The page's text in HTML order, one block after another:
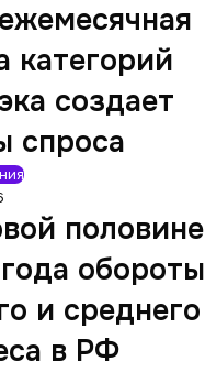
категорий
создает
спроса
половине
обороты
и среднего
в РФ